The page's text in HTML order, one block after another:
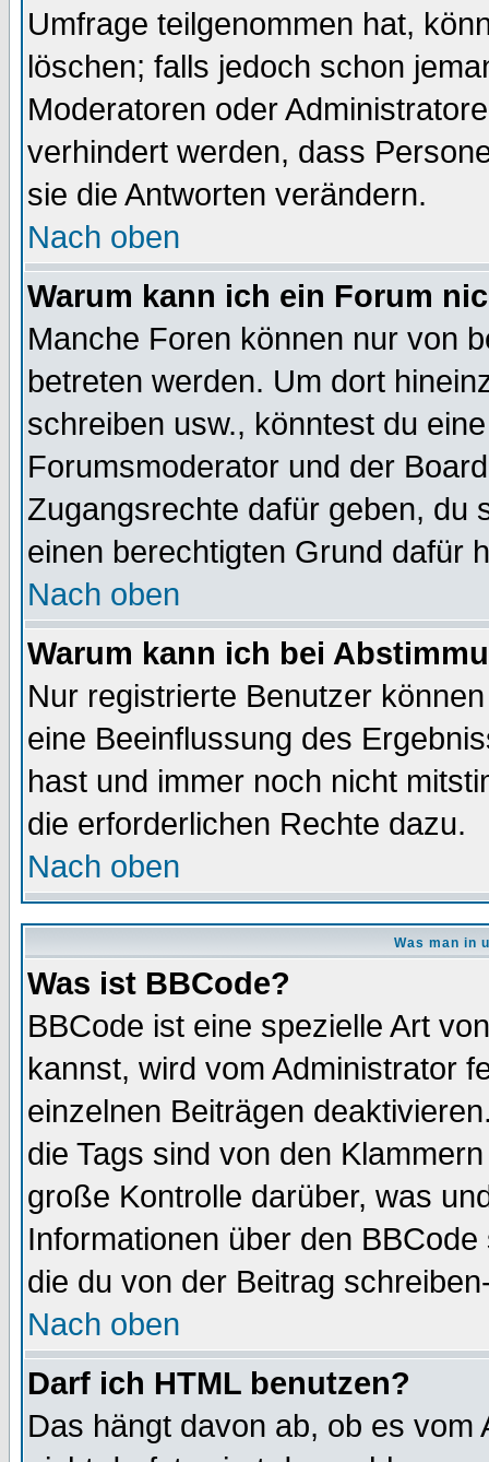
Umfrage teilgenommen hat,
löschen; falls jedoch schon
Moderatoren oder
verhindert werden, dass
sie die Antworten verändern.
Nach oben
Warum kann ich ein Forum
Manche Foren können nur von
betreten werden. Um dort
schreiben usw., könntest du
Forumsmoderator und der
Zugangsrechte dafür geben, du
einen berechtigten Grund dafür
Nach oben
Warum kann ich bei
Nur registrierte Benutzer
eine Beeinflussung des
hast und immer noch nicht
die erforderlichen Rechte dazu.
Nach oben
Was man in
Was ist BBCode?
BBCode ist eine spezielle Art
kannst, wird vom Administrator
einzelnen Beiträgen
die Tags sind von den
große Kontrolle darüber, was
Informationen über den
die du von der Beitrag
Nach oben
Darf ich HTML benutzen?
Das hängt davon ab, ob es